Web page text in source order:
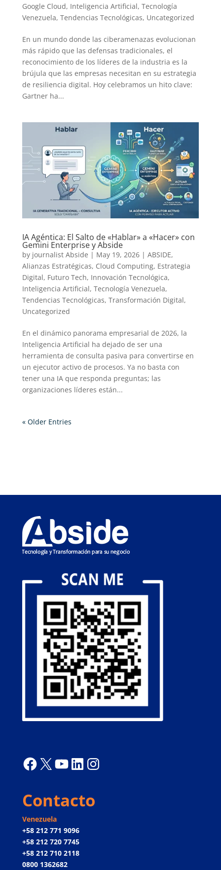
Google Cloud, Inteligencia Artificial, Tecnología
Venezuela, Tendencias Tecnológicas, Uncategorized
En un mundo donde las ciberamenazas evolucionan
más rápido que las defensas tradicionales, el
reconocimiento de los líderes de la industria es la
brújula que las empresas necesitan en su estrategia
de resiliencia digital. Hoy celebramos un hito clave:
Gartner ha...
IA Agéntica: El Salto de «Hablar» a «Hacer» con
Gemini Enterprise y Abside
by journalist Abside | May 19, 2026| ABSIDE,
Alianzas Estratégicas, Cloud Computing, Estrategia
Digital, Futuro Tech, Innovación Tecnológica,
Inteligencia Artificial, Tecnología Venezuela,
Tendencias Tecnológicas, Transformación Digital,
Uncategorized
En el dinámico panorama empresarial de 2026, la
Inteligencia Artificial ha dejado de ser una
herramienta de consulta pasiva para convertirse en
un ejecutor activo de procesos. Ya no basta con
tener una IA que responda preguntas; las
organizaciones líderes están...
« Older Entries
Facebook
X YouTube
LinkedIn
Instagram
Contacto
Venezuela
+58 212 771 9096
+58 212 720 7745
+58 212 710 2118
0800 1362682